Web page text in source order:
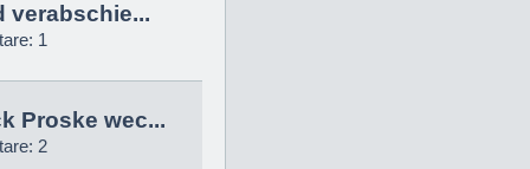
verabschie...
1
Proske wec...
2